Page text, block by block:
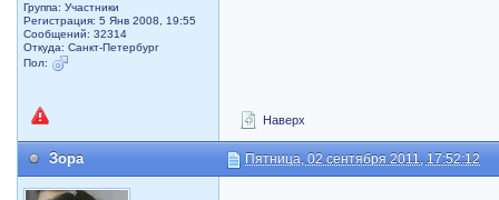
Группа: Участники
Регистрация: 5 Янв 2008, 19:55
Сообщений: 32314
Откуда: Санкт-Петербург
Пол:
Наверх
Зора Пятница, 02 сентября 2011, 17:52:12